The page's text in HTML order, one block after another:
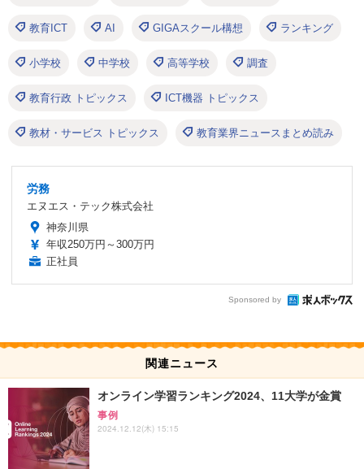
教育ICT AI GIGAスクール構想 ランキング
小学校 中学校 高等学校 調査
教育行政 トピックス ICT機器 トピックス
教材・サービス トピックス 教育業界ニュースまとめ読み
労務
エヌエス・テック株式会社
神奈川県
年収250万円～300万円
正社員
Sponsored by
関連ニュース
オンライン学習ランキング2024、11大学が金賞
事例
2024.12.12(木) 15:15